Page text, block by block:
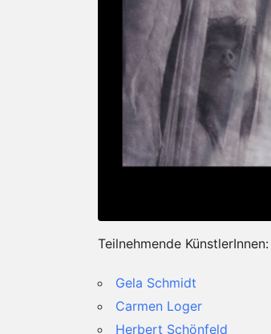
Teilnehmende KünstlerInnen:
Gela Schmidt
Carmen Loger
Herbert Schönfeld